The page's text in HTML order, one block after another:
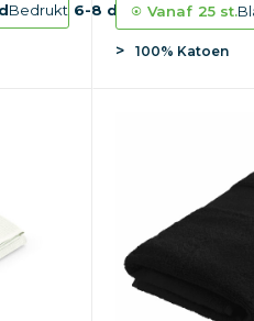
Bedrukt 6-8 d Vanaf 25 st.
100% Katoen